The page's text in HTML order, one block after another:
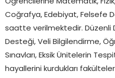
Öğrencilerine Matematik,
Coğrafya, Edebiyat, Felsefe
saatte verilmektedir. Düzenli
Desteği, Veli Bilgilendirme,
Sınavları, Eksik Ünitelerin
hayallerini kurdukları